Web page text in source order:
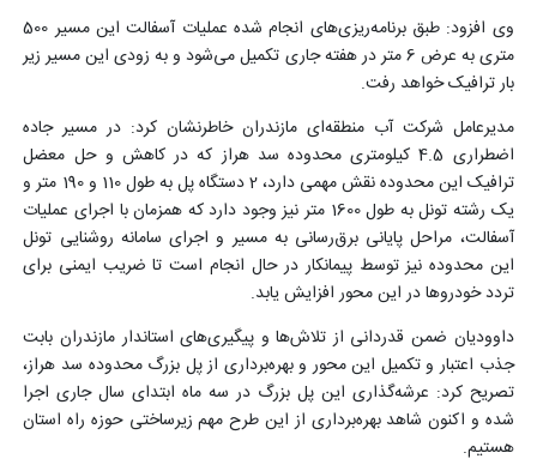
وی افزود: طبق برنامه‌ریزی‌های انجام شده عملیات آسفالت این مسیر 500
متری به عرض 6 متر در هفته جاری تکمیل می‌شود و به زودی این مسیر زیر
بار ترافیک خواهد رفت.
مدیرعامل شرکت آب منطقه‌ای مازندران خاطرنشان کرد: در مسیر جاده
اضطراری 4.5 کیلومتری محدوده سد هراز که در کاهش و حل معضل
ترافیک این محدوده نقش مهمی دارد، 2 دستگاه پل به طول 110 و 190 متر و
یک رشته تونل به طول 1600 متر نیز وجود دارد که همزمان با اجرای عملیات
آسفالت، مراحل پایانی برق‌رسانی به مسیر و اجرای سامانه روشنایی تونل
این محدوده نیز توسط پیمانکار در حال انجام است تا ضریب ایمنی برای
تردد خودروها در این محور افزایش یابد.
داوودیان ضمن قدردانی از تلاش‌ها و پیگیریهای استاندار مازندران بابت
جذب اعتبار و تکمیل این محور و بهره‌برداری از پل بزرگ محدوده سد هراز،
تصریح کرد: عرشه‌گذاری این پل بزرگ در سه ماه ابتدای سال جاری اجرا
شده و اکنون شاهد بهره‌برداری از این طرح مهم زیرساختی حوزه راه استان
هستیم.